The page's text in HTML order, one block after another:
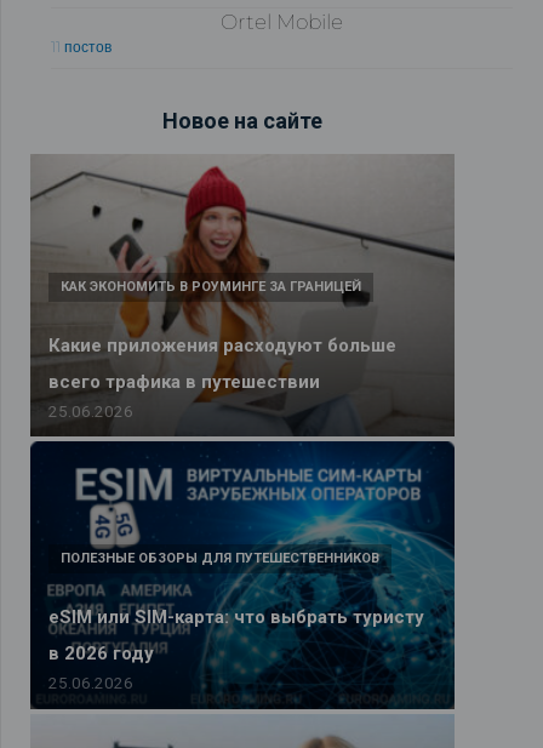
Ortel Mobile
11 постов
Новое на сайте
Какие приложения расходуют больше
всего трафика в путешествии
КАК ЭКОНОМИТЬ В РОУМИНГЕ ЗА ГРАНИЦЕЙ
25.06.2026
eSIM или SIM-карта: что выбрать туристу
в 2026 году
ПОЛЕЗНЫЕ ОБЗОРЫ ДЛЯ ПУТЕШЕСТВЕННИКОВ
25.06.2026